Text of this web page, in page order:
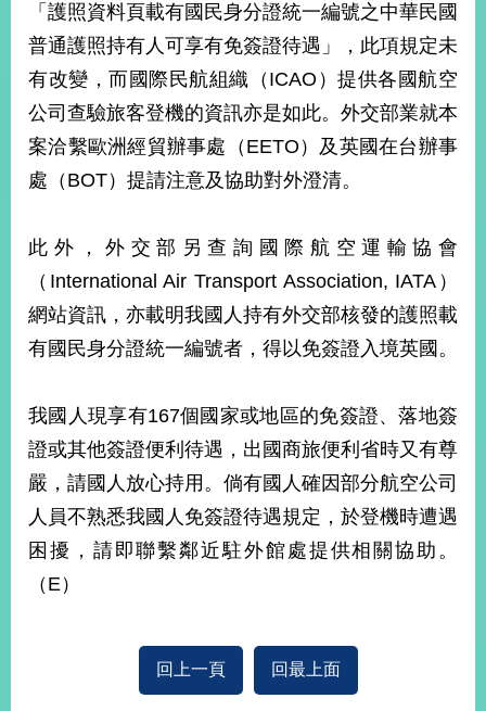
照
回
頁
網
站
導
關
於
新
中
心
交
資
訊
國
與
地
「護照資料頁載有國民身分證統一編號之中華民國
普通護照持有人可享有免簽證待遇」，此項規定未
有改變，而國際民航組織（ICAO）提供各國航空
公司查驗旅客登機的資訊亦是如此。外交部業就本
案洽繫歐洲經貿辦事處（EETO）及英國在台辦事
處（BOT）提請注意及協助對外澄清。
此外，外交部另查詢國際航空運輸協會
（International Air Transport Association, IATA）
網站資訊，亦載明我國人持有外交部核發的護照載
有國民身分證統一編號者，得以免簽證入境英國。
我國人現享有167個國家或地區的免簽證、落地簽
證或其他簽證便利待遇，出國商旅便利省時又有尊
嚴，請國人放心持用。倘有國人確因部分航空公司
人員不熟悉我國人免簽證待遇規定，於登機時遭遇
困擾，請即聯繫鄰近駐外館處提供相關協助。
（E）
回上一頁 回最上面